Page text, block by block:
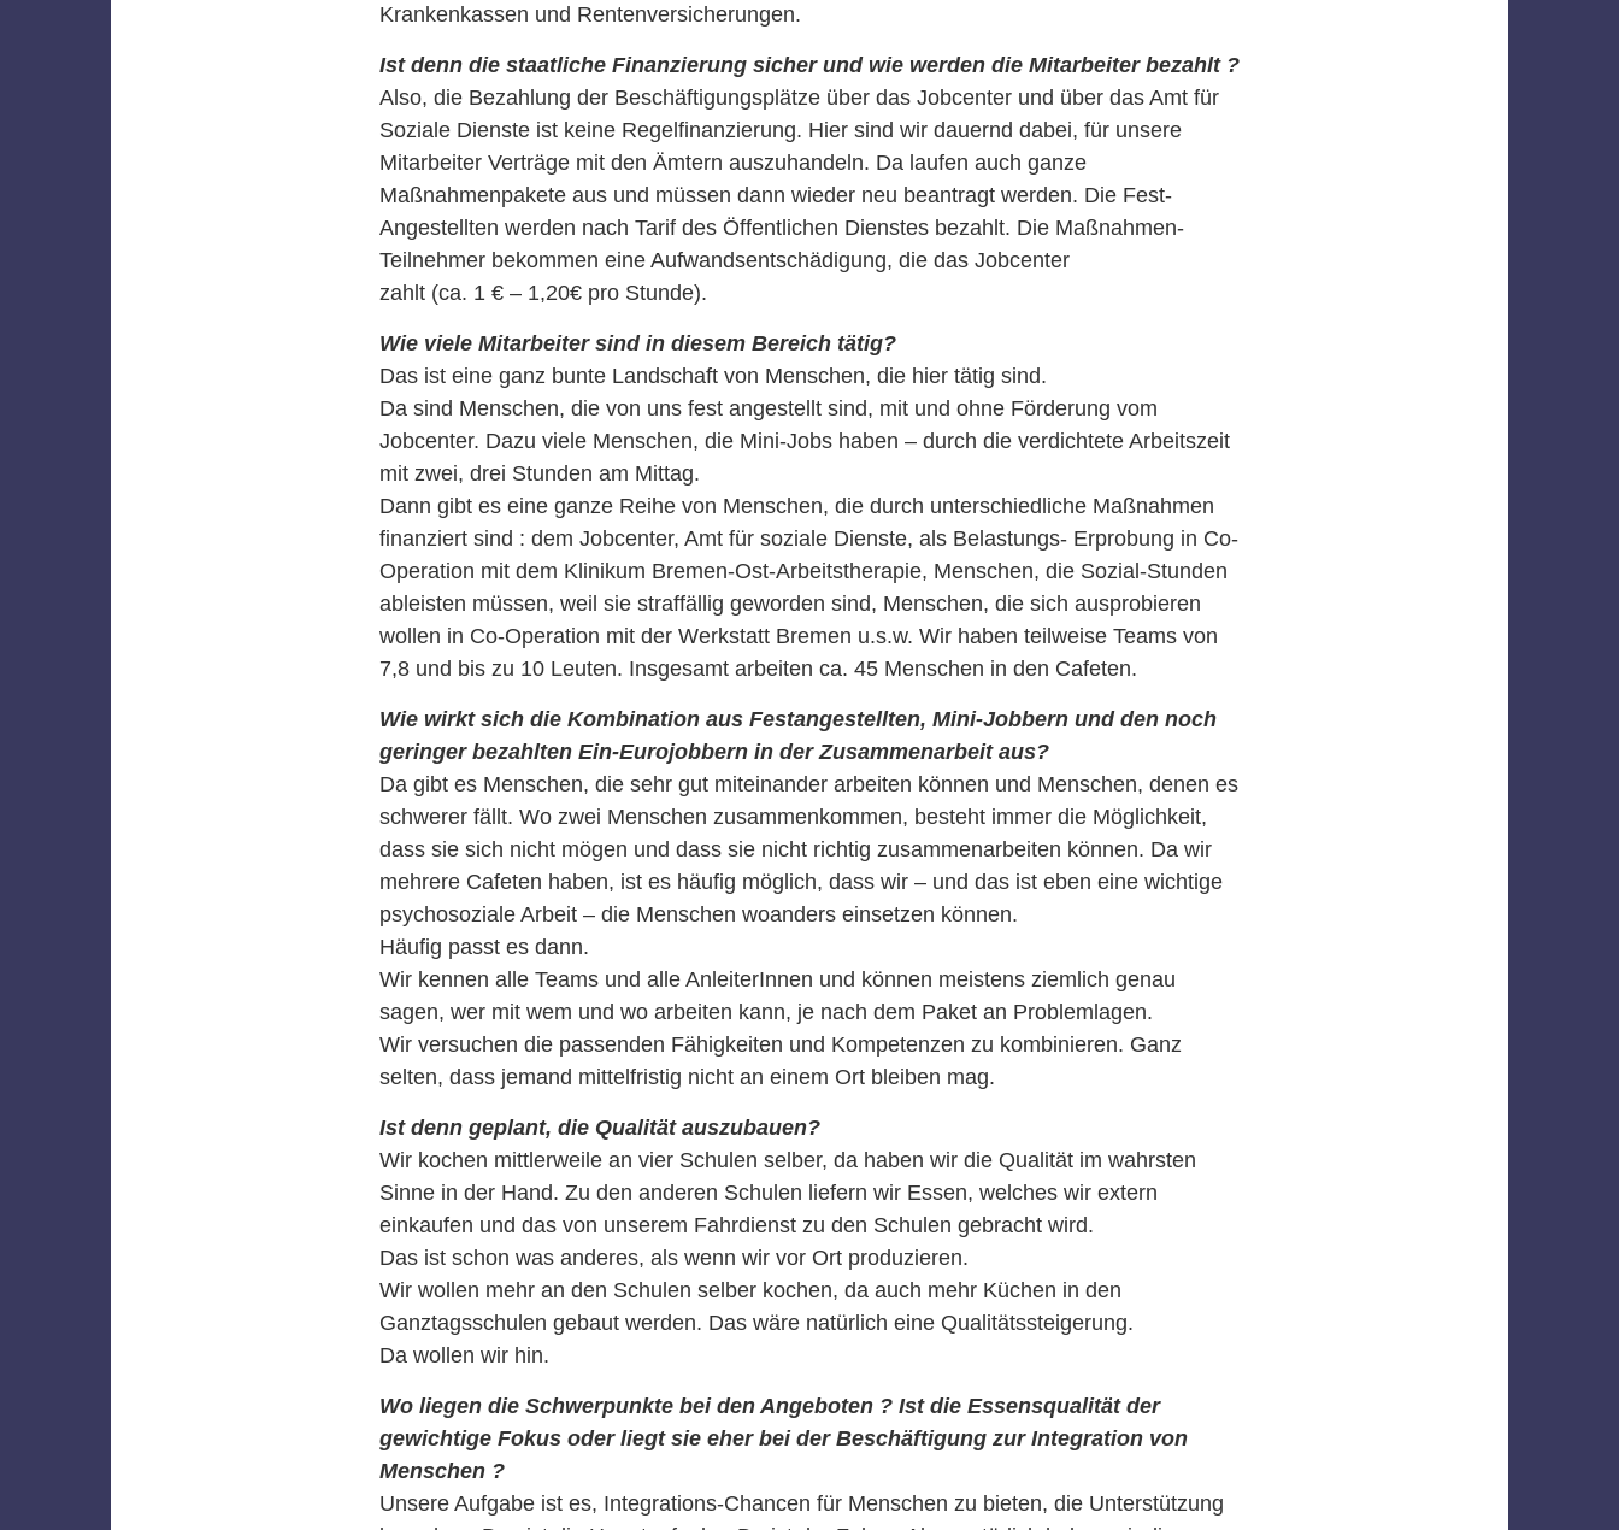
Krankenkassen und Rentenversicherungen.
Ist denn die staatliche Finanzierung sicher und wie werden die Mitarbeiter bezahlt ?
Also, die Bezahlung der Beschäftigungsplätze über das Jobcenter und über das Amt für
Soziale Dienste ist keine Regelfinanzierung. Hier sind wir dauernd dabei, für unsere
Mitarbeiter Verträge mit den Ämtern auszuhandeln. Da laufen auch ganze
Maßnahmenpakete aus und müssen dann wieder neu beantragt werden. Die Fest-
Angestellten werden nach Tarif des Öffentlichen Dienstes bezahlt. Die Maßnahmen-
Teilnehmer bekommen eine Aufwandsentschädigung, die das Jobcenter
zahlt (ca. 1 € – 1,20€ pro Stunde).
Wie viele Mitarbeiter sind in diesem Bereich tätig?
Das ist eine ganz bunte Landschaft von Menschen, die hier tätig sind.
Da sind Menschen, die von uns fest angestellt sind, mit und ohne Förderung vom
Jobcenter. Dazu viele Menschen, die Mini-Jobs haben – durch die verdichtete Arbeitszeit
mit zwei, drei Stunden am Mittag.
Dann gibt es eine ganze Reihe von Menschen, die durch unterschiedliche Maßnahmen
finanziert sind : dem Jobcenter, Amt für soziale Dienste, als Belastungs- Erprobung in Co-
Operation mit dem Klinikum Bremen-Ost-Arbeitstherapie, Menschen, die Sozial-Stunden
ableisten müssen, weil sie straffällig geworden sind, Menschen, die sich ausprobieren
wollen in Co-Operation mit der Werkstatt Bremen u.s.w. Wir haben teilweise Teams von
7,8 und bis zu 10 Leuten. Insgesamt arbeiten ca. 45 Menschen in den Cafeten.
Wie wirkt sich die Kombination aus Festangestellten, Mini-Jobbern und den noch
geringer bezahlten Ein-Eurojobbern in der Zusammenarbeit aus?
Da gibt es Menschen, die sehr gut miteinander arbeiten können und Menschen, denen es
schwerer fällt. Wo zwei Menschen zusammenkommen, besteht immer die Möglichkeit,
dass sie sich nicht mögen und dass sie nicht richtig zusammenarbeiten können. Da wir
mehrere Cafeten haben, ist es häufig möglich, dass wir – und das ist eben eine wichtige
psychosoziale Arbeit – die Menschen woanders einsetzen können.
Häufig passt es dann.
Wir kennen alle Teams und alle AnleiterInnen und können meistens ziemlich genau
sagen, wer mit wem und wo arbeiten kann, je nach dem Paket an Problemlagen.
Wir versuchen die passenden Fähigkeiten und Kompetenzen zu kombinieren. Ganz
selten, dass jemand mittelfristig nicht an einem Ort bleiben mag.
Ist denn geplant, die Qualität auszubauen?
Wir kochen mittlerweile an vier Schulen selber, da haben wir die Qualität im wahrsten
Sinne in der Hand. Zu den anderen Schulen liefern wir Essen, welches wir extern
einkaufen und das von unserem Fahrdienst zu den Schulen gebracht wird.
Das ist schon was anderes, als wenn wir vor Ort produzieren.
Wir wollen mehr an den Schulen selber kochen, da auch mehr Küchen in den
Ganztagsschulen gebaut werden. Das wäre natürlich eine Qualitätssteigerung.
Da wollen wir hin.
Wo liegen die Schwerpunkte bei den Angeboten ? Ist die Essensqualität der
gewichtige Fokus oder liegt sie eher bei der Beschäftigung zur Integration von
Menschen ?
Unsere Aufgabe ist es, Integrations-Chancen für Menschen zu bieten, die Unterstützung